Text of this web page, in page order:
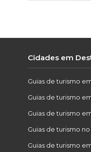
Cidades em
Guias de turismo
Guias de turismo
Guias de turismo
Guias de turismo
Guias de turismo